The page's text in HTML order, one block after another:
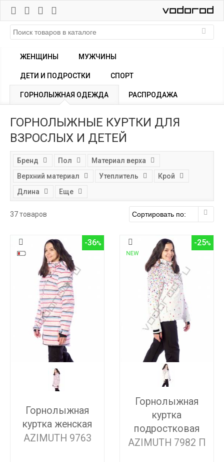
ЖЕНЩИНЫ МУЖЧИНЫ
ДЕТИ И ПОДРОСТКИ СПОРТ
ГОРНОЛЫЖНАЯ ОДЕЖДА РАСПРОДАЖА
ГОРНОЛЫЖНЫЕ КУРТКИ ДЛЯ
ВЗРОСЛЫХ И ДЕТЕЙ
Бренд Пол
Материал верха
Верхний материал
Утеплитель
Крой
Длина
Еще
37 товаров
-36
Горнолыжная
куртка женская
AZIMUTH 9763
-25
Горнолыжная
куртка
подростковая
AZIMUTH 7982 П